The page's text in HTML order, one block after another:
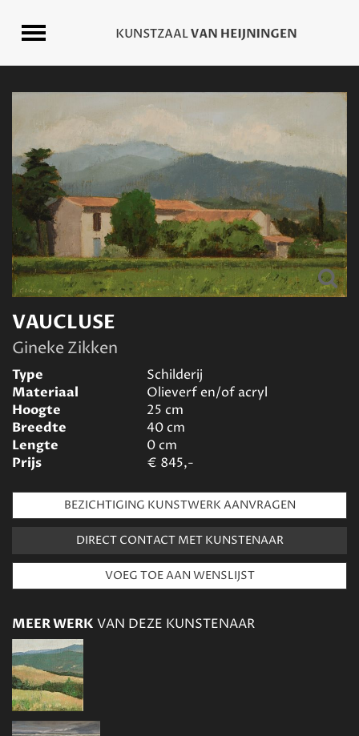
VAUCLUSE
Gineke Zikken
Type
Schilderij
Materiaal
Olieverf en/of acryl
Hoogte
25 cm
Breedte
40cm
Lengte
0cm
Prijs
€ 845,-
BEZICHTIGING KUNSTWERK AANVRAGEN
DIRECT CONTACT MET KUNSTENAAR
MEER WERK VAN DEZE KUNSTENAAR